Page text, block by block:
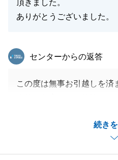
頂きました。
ありがとうございました。
続き
東急リバブル
センターからの返答
この度は無事お引越しを済
今後とも宜しくお願い申し